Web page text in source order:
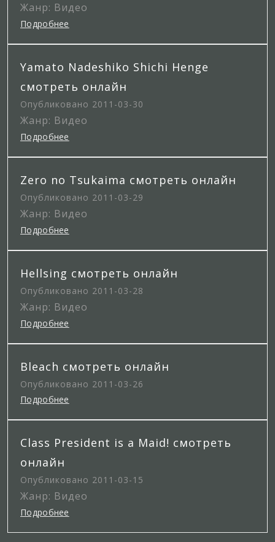
Жанр: Видео
Подробнее
Yamato Nadeshiko Shichi Henge
смотреть онлайн
Опубликовано 2011-03-30
Жанр: Видео
Подробнее
Zero no Tsukaima смотреть онлайн
Опубликовано 2011-03-29
Жанр: Видео
Подробнее
Hellsing смотреть онлайн
Опубликовано 2011-03-28
Жанр: Видео
Подробнее
Bleach смотреть онлайн
Опубликовано 2011-03-26
Подробнее
Class President is a Maid! смотреть
онлайн
Опубликовано 2011-03-15
Жанр: Видео
Подробнее